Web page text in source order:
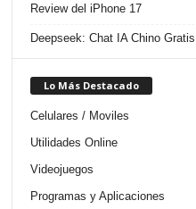
Review del iPhone 17
Deepseek: Chat IA Chino Gratis
Lo Más Destacado
Celulares / Moviles
Utilidades Online
Videojuegos
Programas y Aplicaciones